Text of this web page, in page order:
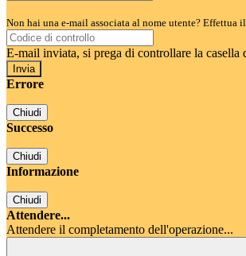
Non hai una e-mail associata al nome utente? Effettua
E-mail inviata, si prega di controllare la casella
Errore
Chiudi
Successo
Chiudi
Informazione
Chiudi
Attendere...
Attendere il completamento dell'operazione...